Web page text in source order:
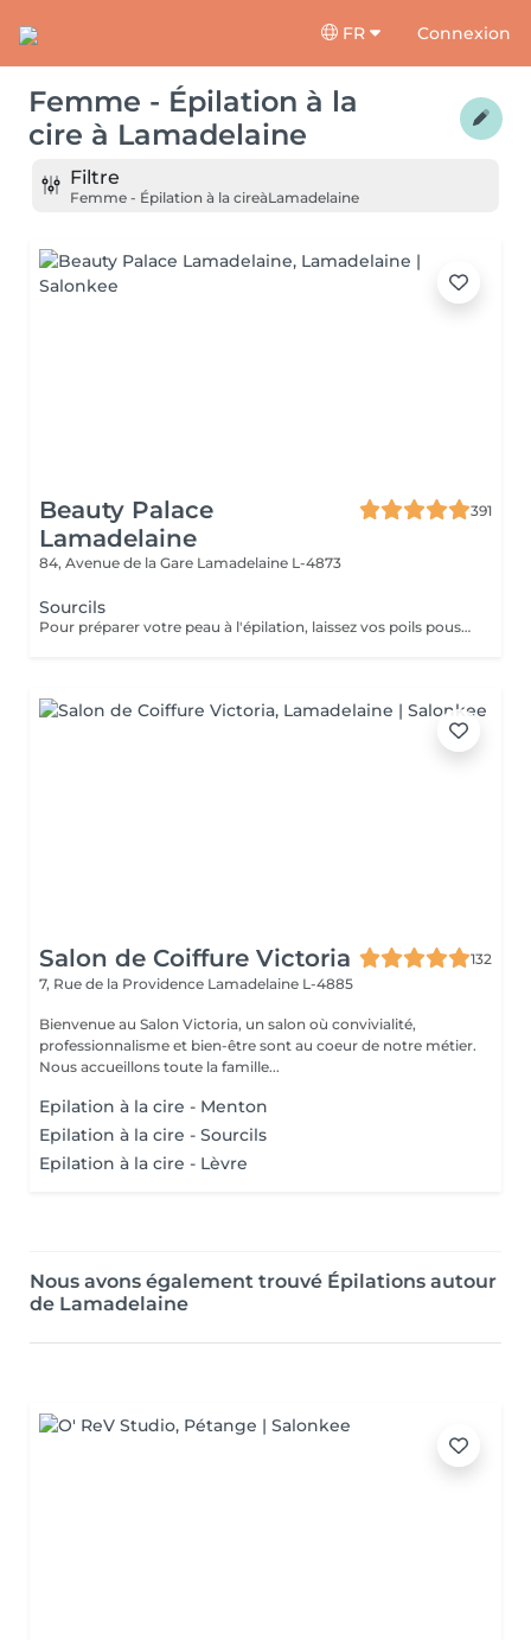
FR Connexion
Femme - Épilation à la
cire à Lamadelaine
Filtre
Femme - Épilation à la cireàLamadelaine
Beauty Palace
Lamadelaine
391
84, Avenue de la Gare Lamadelaine L-4873
Sourcils
Pour préparer votre peau à l'épilation, laissez vos poils pousser pendant au moins deux semaines après le dernier rasage pour assurer une longueur adéquate. Il est également recommandé, mais non indispensable, d'effectuer un gommage doux 24 heures avant la séance pour éliminer les cellules mortes et faciliter l'extraction des poils. Le jour de l'épilation, évitez d'appliquer des crèmes ou des huiles sur la zone concernée afin d'assurer une bonne adhérence de la cire. Enfin, protégez votre peau en évitant l'exposition au soleil ou les séances de bronzage, qui pourraient la rendre plus sensible et irritable.
Salon de Coiffure Victoria
132
7, Rue de la Providence Lamadelaine L-4885
Bienvenue au Salon Victoria, un salon où convivialité,
professionnalisme et bien-être sont au coeur de notre métier.
Nous accueillons toute la famille...
Epilation à la cire - Menton
Epilation à la cire - Sourcils
Epilation à la cire - Lèvre
Nous avons également trouvé Épilations autour
de Lamadelaine